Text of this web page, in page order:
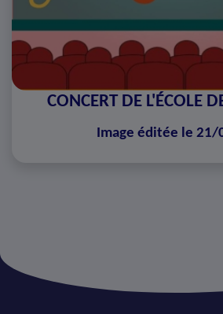
CONCERT DE L'ÉCOLE
Image éditée le 21/